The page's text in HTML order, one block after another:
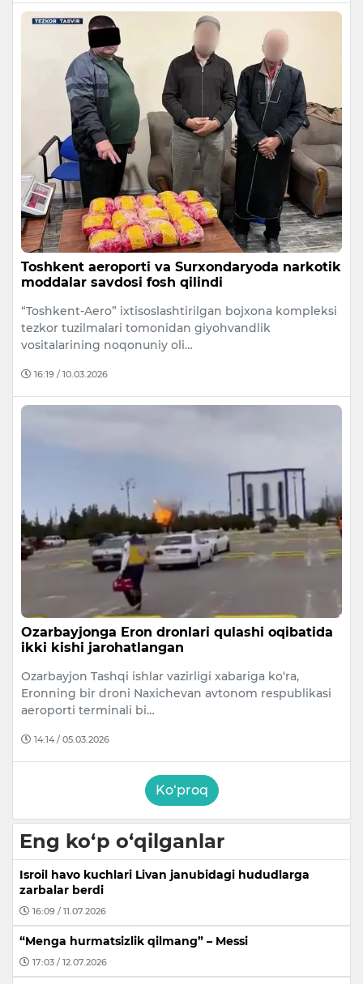
Toshkent aeroporti va Surxondaryoda narkotik
moddalar savdosi fosh qilindi
“Toshkent-Aero” ixtisoslashtirilgan bojxona kompleksi
tezkor tuzilmalari tomonidan giyohvandlik
vositalarining noqonuniy oli…
16:19 / 10.03.2026
Ozarbayjonga Eron dronlari qulashi oqibatida
ikki kishi jarohatlangan
Ozarbayjon Tashqi ishlar vazirligi xabariga ko‘ra,
Eronning bir droni Naxichevan avtonom respublikasi
aeroporti terminali bi…
14:14 / 05.03.2026
Ko‘proq
Eng ko‘p o‘qilganlar
Isroil havo kuchlari Livan janubidagi hududlarga
zarbalar berdi
16:09 / 11.07.2026
“Menga hurmatsizlik qilmang” – Messi
17:03 / 12.07.2026